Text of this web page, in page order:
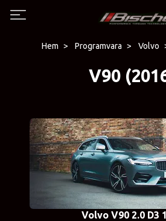
Hem Programvara Volvo
V90
Volvo V90 2.0 D3